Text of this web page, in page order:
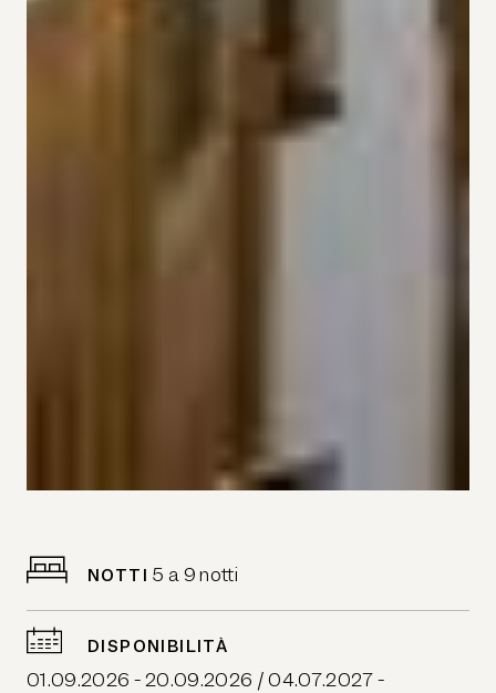
NOTTI 5 a 9 notti
DISPONIBILITÀ
01.09.2026 - 20.09.2026 / 04.07.2027 -